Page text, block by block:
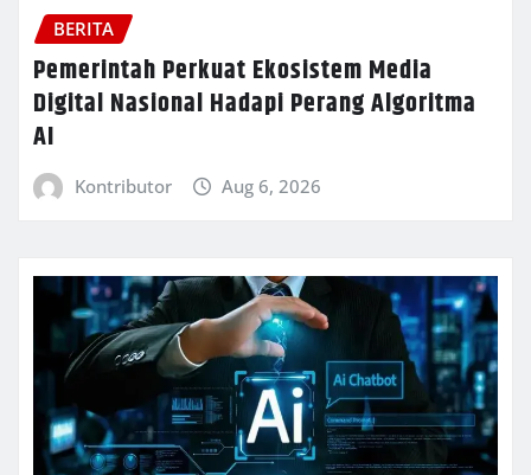
BERITA
Pemerintah Perkuat Ekosistem Media
Digital Nasional Hadapi Perang Algoritma
AI
Kontributor Aug 6, 2026